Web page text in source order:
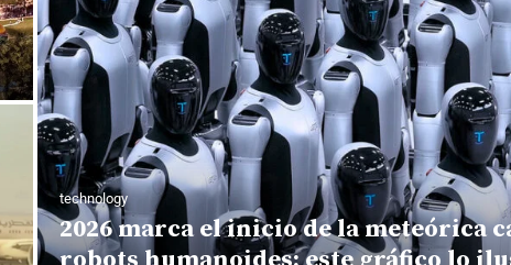
technology
2026 marca el inicio de la meteórica